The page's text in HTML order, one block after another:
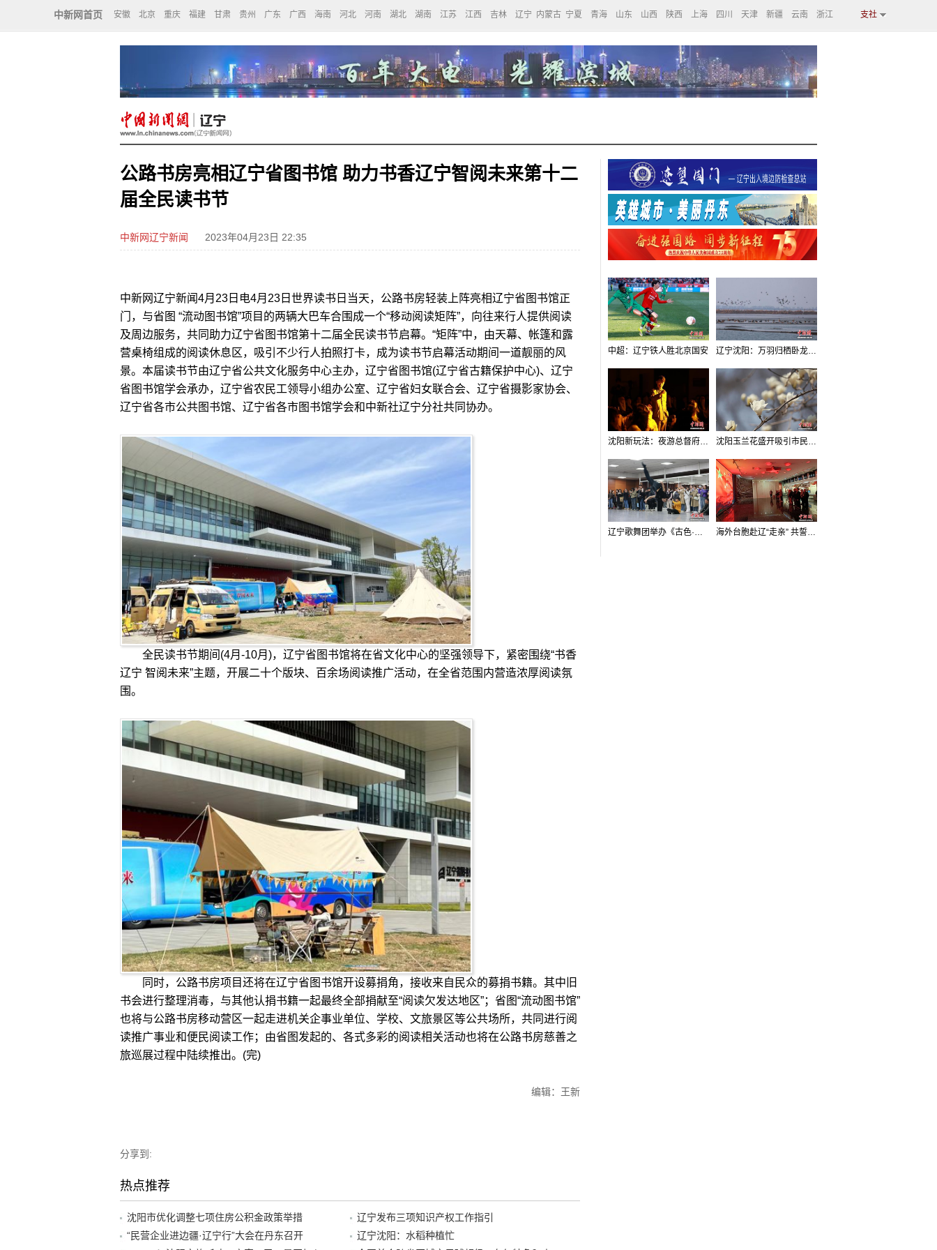
中新网首页 安徽 北京 重庆 福建 甘肃 贵州 广东 广西 海南 河北 河南 湖北 湖南 江苏 江西 吉林 辽宁 内蒙古 宁夏 青海 山东 山西 陕西 上海 四川 天津 新疆 云南 浙江 支社
公路书房亮相辽宁省图书馆 助力书香辽宁智阅未来第十二
届全民读书节
中新网辽宁新闻 2023年04月23日 22:35
中新网辽宁新闻4月23日电4月23日世界读书日当天，公路书房轻装上阵亮相辽宁省图书馆正
门，与省图 “流动图书馆”项目的两辆大巴车合围成一个“移动阅读矩阵”，向往来行人提供阅读
及周边服务，共同助力辽宁省图书馆第十二届全民读书节启幕。“矩阵”中，由天幕、帐篷和露
营桌椅组成的阅读休息区，吸引不少行人拍照打卡，成为读书节启幕活动期间一道靓丽的风
景。本届读书节由辽宁省公共文化服务中心主办，辽宁省图书馆(辽宁省古籍保护中心)、辽宁
省图书馆学会承办，辽宁省农民工领导小组办公室、辽宁省妇女联合会、辽宁省摄影家协会、
辽宁省各市公共图书馆、辽宁省各市图书馆学会和中新社辽宁分社共同协办。
全民读书节期间(4月-10月)，辽宁省图书馆将在省文化中心的坚强领导下，紧密围绕“书香
辽宁 智阅未来”主题，开展二十个版块、百余场阅读推广活动，在全省范围内营造浓厚阅读氛
围。
同时，公路书房项目还将在辽宁省图书馆开设募捐角，接收来自民众的募捐书籍。其中旧
书会进行整理消毒，与其他认捐书籍一起最终全部捐献至“阅读欠发达地区”；省图“流动图书馆”
也将与公路书房移动营区一起走进机关企事业单位、学校、文旅景区等公共场所，共同进行阅
读推广事业和便民阅读工作；由省图发起的、各式多彩的阅读相关活动也将在公路书房慈善之
旅巡展过程中陆续推出。(完)
编辑：王新
分享到:
热点推荐
沈阳市优化调整七项住房公积金政策举措
辽宁发布三项知识产权工作指引
“民营企业进边疆·辽宁行”大会在丹东召开
辽宁沈阳：水稻种植忙
中超：辽宁铁人胜北京国安 辽宁沈阳：万羽归栖卧龙湖看群鸟齐飞
沈阳新玩法：夜游总督府，当一回“赴宴者” 沈阳玉兰花盛开吸引市民打卡
辽宁歌舞团举办《古色·国宝辽宁》排练开放日活动 海外台胞赴辽“走亲” 共誓“和平初心”